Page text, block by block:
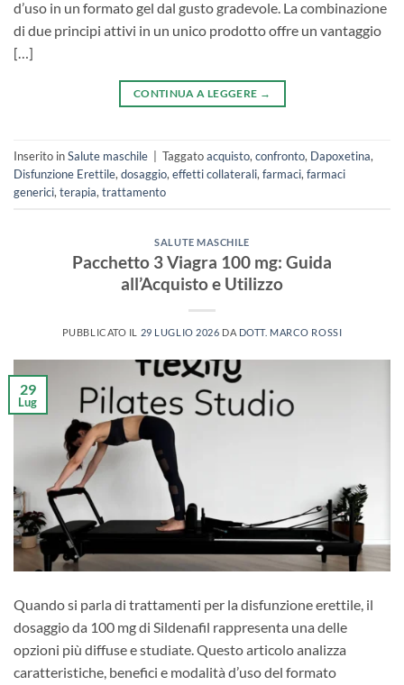
d’uso in un formato gel dal gusto gradevole. La combinazione
di due principi attivi in un unico prodotto offre un vantaggio
[…]
CONTINUA A LEGGERE →
Inserito inSalute maschile Taggatoacquisto, confronto, Dapoxetina,
Disfunzione Erettile, dosaggio, effetti collaterali, farmaci, farmaci
generici, terapia, trattamento
SALUTE MASCHILE
Pacchetto 3 Viagra 100 mg: Guida
all’Acquisto e Utilizzo
PUBBLICATO IL 29 LUGLIO 2026 DA DOTT. MARCO ROSSI
29
Lug
Quando si parla di trattamenti per la disfunzione erettile, il
dosaggio da 100 mg di Sildenafil rappresenta una delle
opzioni più diffuse e studiate. Questo articolo analizza
caratteristiche, benefici e modalità d’uso del formato